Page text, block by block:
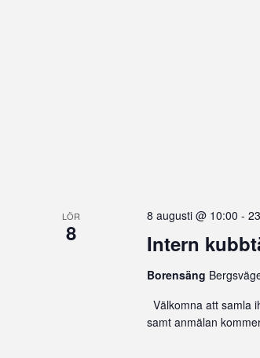
LÖR
8 Intern
8 augusti @ 10:00 -
Borensäng
Välkomna att samla
samt anmälan